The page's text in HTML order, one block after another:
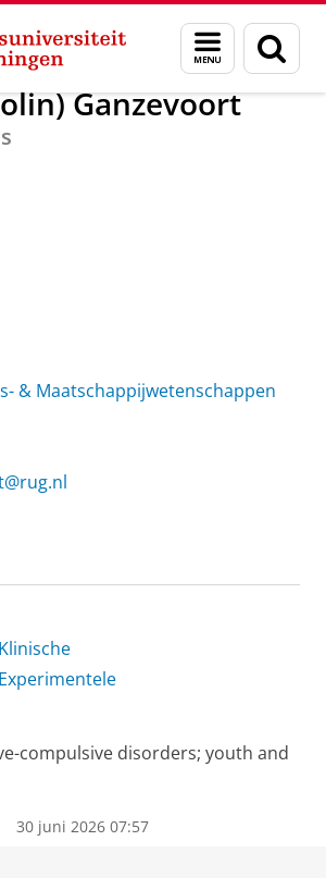
Menu
en
zoeken
C.O.W. (Colin) Ganzevoort
Ganzevoort
& Maatschappijwetenschappen
compulsive disorders; youth and
30 juni 2026 07:57